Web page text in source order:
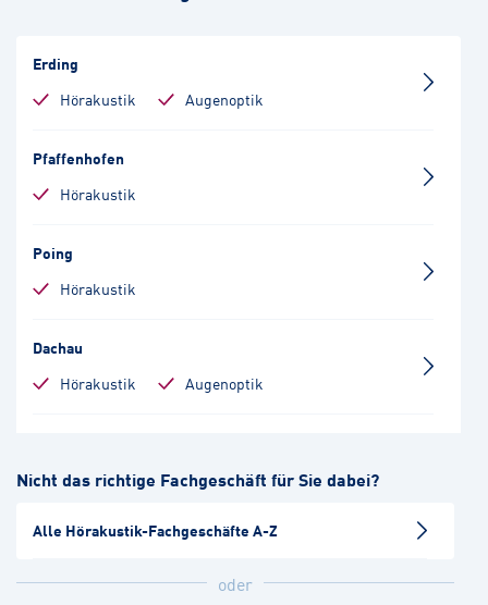
Erding
Hörakustik
Augenoptik
Pfaffenhofen
Hörakustik
Poing
Hörakustik
Dachau
Hörakustik
Augenoptik
Hörakustik
München-Schwabing
Nicht das richtige Fachgeschäft für Sie dabei?
Alle Hörakustik-Fachgeschäfte A-Z
oder